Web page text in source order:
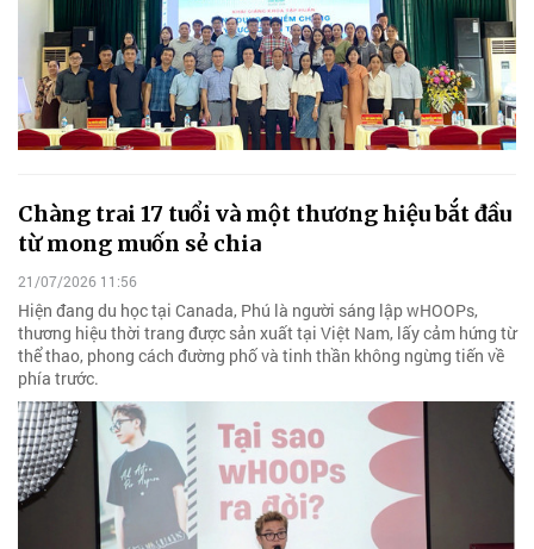
Chàng trai 17 tuổi và một thương hiệu bắt đầu
từ mong muốn sẻ chia
21/07/2026 11:56
Hiện đang du học tại Canada, Phú là người sáng lập wHOOPs,
thương hiệu thời trang được sản xuất tại Việt Nam, lấy cảm hứng từ
thể thao, phong cách đường phố và tinh thần không ngừng tiến về
phía trước.